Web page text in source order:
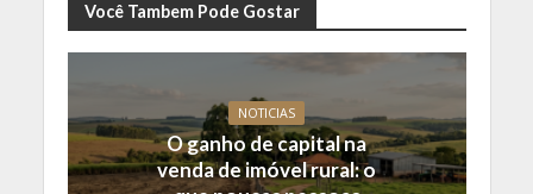
Você Tambem Pode Gostar
NOTICIAS
O ganho de capital na
venda de imóvel rural: o